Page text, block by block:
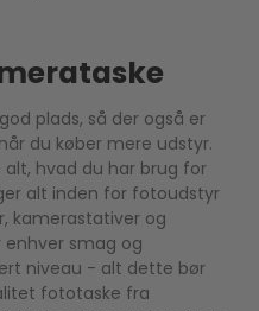
plads, så der også er
du køber mere udstyr.
alt, hvad du har brug for
alt inden for fotoudstyr
kamerastativer og
smag og
niveau - alt dette bør
fototaske fra